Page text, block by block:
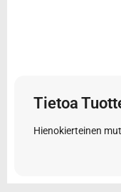
Tietoa
Hienokierteinen